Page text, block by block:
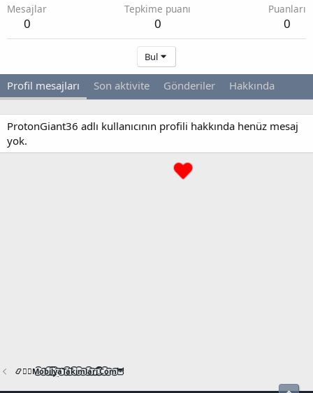
Mesajlar
0
Tepkime puanı
0
Puanları
0
Bul
Profil mesajları Son aktivite Gönderiler Hakkında
ProtonGiant36 adlı kullanıcının profili hakkında henüz mesaj
yok.
📿🧙‍♂️M͜͡o͜͡b͜͡i͜͡l͜͡y͜͡a͜͡T͜͡a͜͡k͜͡i͜͡m͜͡l͜͡a͜͡r͜͡i͜͡.͜͡C͜͡o͜͡m͜͡🦉